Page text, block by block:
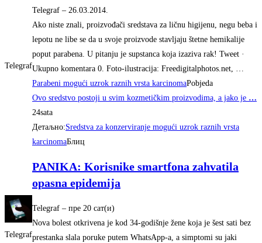
Telegraf
Telegraf – ‎26.03.2014.‎
Ako niste znali, proizvođači sredstava za ličnu higijenu, negu beba i
lepotu ne libe se da u svoje proizvode stavljaju štetne hemikalije
poput parabena. U pitanju je supstanca koja izaziva rak! Tweet ·
Ukupno komentara 0. Foto-ilustracija: Freedigitalphotos.net, …
Parabeni mogući uzrok raznih vrsta karcinomaPobjeda
Ovo sredstvo postoji u svim kozmetičkim proizvodima, a jako je …
24sata
Детаљно:Sredstva za konzerviranje mogući uzrok raznih vrsta
karcinomaБлиц
Telegraf
PANIKA: Korisnike smartfona zahvatila
opasna epidemija
Telegraf – ‎пре 20 сат(и)‎
Nova bolest otkrivena je kod 34-godišnje žene koja je šest sati bez
prestanka slala poruke putem WhatsApp-a, a simptomi su jaki